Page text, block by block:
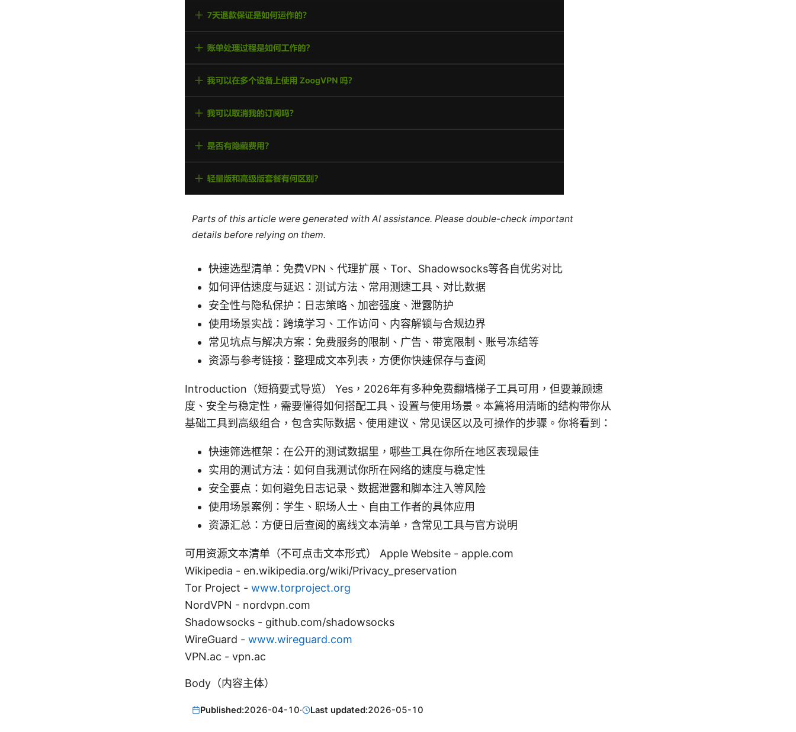
Parts of this article were generated with AI assistance. Please double-check important
details before relying on them.
快速选型清单：免费VPN、代理扩展、Tor、Shadowsocks等各自优劣对比
如何评估速度与延迟：测试方法、常用测速工具、对比数据
安全性与隐私保护：日志策略、加密强度、泄露防护
使用场景实战：跨境学习、工作访问、内容解锁与合规边界
常见坑点与解决方案：免费服务的限制、广告、带宽限制、账号冻结等
资源与参考链接：整理成文本列表，方便你快速保存与查阅
Introduction（短摘要式导览） Yes，2026年有多种免费翻墙梯子工具可用，但要兼顾速
度、安全与稳定性，需要懂得如何搭配工具、设置与使用场景。本篇将用清晰的结构带你从
基础工具到高级组合，包含实际数据、使用建议、常见误区以及可操作的步骤。你将看到：
快速筛选框架：在公开的测试数据里，哪些工具在你所在地区表现最佳
实用的测试方法：如何自我测试你所在网络的速度与稳定性
安全要点：如何避免日志记录、数据泄露和脚本注入等风险
使用场景案例：学生、职场人士、自由工作者的具体应用
资源汇总：方便日后查阅的离线文本清单，含常见工具与官方说明
可用资源文本清单（不可点击文本形式） Apple Website - apple.com
Wikipedia - en.wikipedia.org/wiki/Privacy_preservation
Tor Project - www.torproject.org
NordVPN - nordvpn.com
Shadowsocks - github.com/shadowsocks
WireGuard - www.wireguard.com
VPN.ac - vpn.ac
Body（内容主体）
Published:2026-04-10· Last updated:2026-05-10